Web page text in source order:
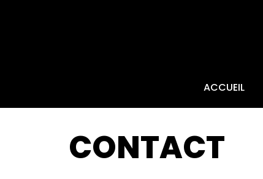
ACCUEIL
CONTACT